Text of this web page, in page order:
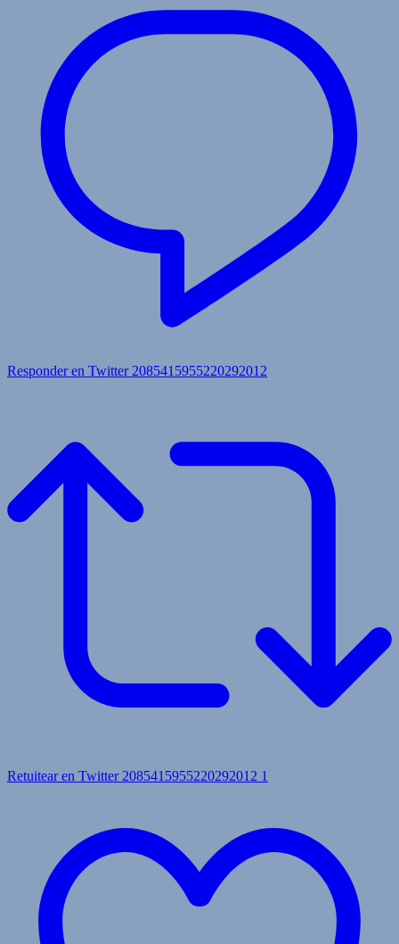
Responder en Twitter 2085415955220292012
Retuitear en Twitter 2085415955220292012 1